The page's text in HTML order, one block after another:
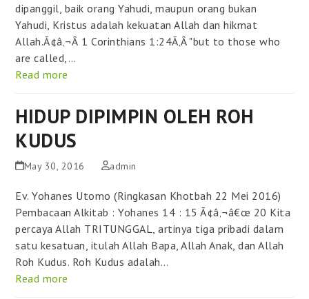
dipanggil, baik orang Yahudi, maupun orang bukan
Yahudi, Kristus adalah kekuatan Allah dan hikmat
Allah.Ã¢â‚¬Â 1 Corinthians 1:24Ã‚Â "but to those who
are called,…
Read more
HIDUP DIPIMPIN OLEH ROH
KUDUS
May 30, 2016 admin
Ev. Yohanes Utomo (Ringkasan Khotbah 22 Mei 2016)
Pembacaan Alkitab : Yohanes 14 : 15 Ã¢â‚¬â€œ 20 Kita
percaya Allah TRITUNGGAL, artinya tiga pribadi dalam
satu kesatuan, itulah Allah Bapa, Allah Anak, dan Allah
Roh Kudus. Roh Kudus adalah…
Read more